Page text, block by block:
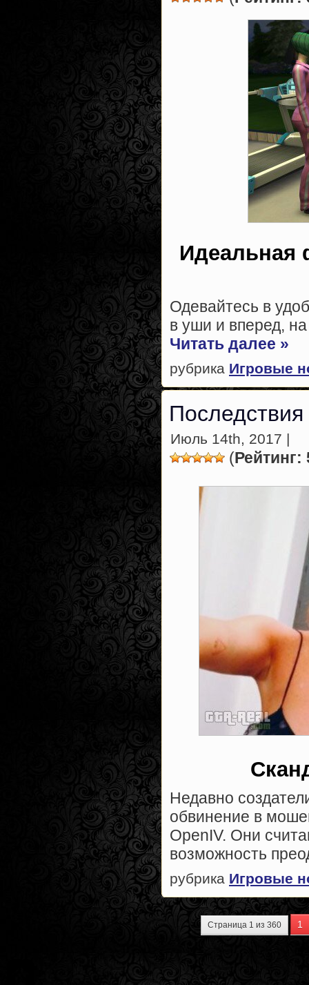
Идеальная
Одевайтесь в
в уши и вперед,
Читать далее »
рубрика Игровые
Июль 14th, 2017 |
(Рейтинг:
Недавно
обвинение в
OpenIV. Они
возможность
рубрика Игровые
Страница 1 из 360 1